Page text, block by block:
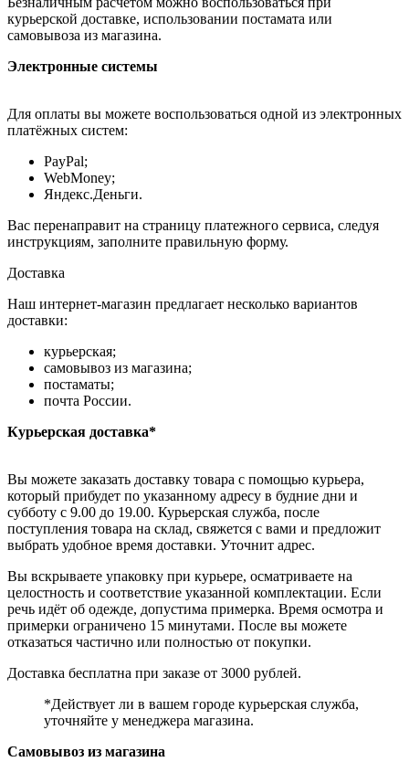
курьерской доставке, использовании постамата или
самовывоза из магазина.
Электронные системы
Для оплаты вы можете воспользоваться одной из электронных
платёжных систем:
PayPal;
WebMoney;
Яндекс.Деньги.
Вас перенаправит на страницу платежного сервиса, следуя
инструкциям, заполните правильную форму.
Доставка
Наш интернет-магазин предлагает несколько вариантов
доставки:
курьерская;
самовывоз из магазина;
постаматы;
почта России.
Курьерская доставка*
Вы можете заказать доставку товара с помощью курьера,
который прибудет по указанному адресу в будние дни и
субботу с 9.00 до 19.00. Курьерская служба, после
поступления товара на склад, свяжется с вами и предложит
выбрать удобное время доставки. Уточнит адрес.
Вы вскрываете упаковку при курьере, осматриваете на
целостность и соответствие указанной комплектации. Если
речь идёт об одежде, допустима примерка. Время осмотра и
примерки ограничено 15 минутами. После вы можете
отказаться частично или полностью от покупки.
Доставка бесплатна при заказе от 3000 рублей.
*Действует ли в вашем городе курьерская служба,
уточняйте у менеджера магазина.
Самовывоз из магазина